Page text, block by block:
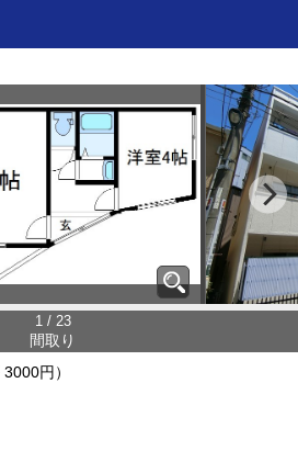
1 / 23
間取り
3000円）